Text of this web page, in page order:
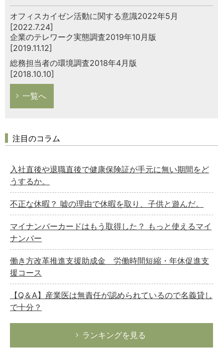
オフィスカイゼン活動に関する意識2022年5月
[2022.7.24]
企業のテレワーク実態調査2019年10月版
[2019.11.12]
総務担当者の環境調査2018年4月版
[2018.10.10]
一覧へ
注目のコラム
入社直後や退職直後で健康保険証が手元に無い期間をど
うするか。
不正な休暇？ 嘘の理由で休暇を取り、子供と遊んだ。
マイナンバーカードはもう取得した？ もっと使えるマイ
ナンバー
働き方改革推進支援助成金 労働時間短縮・年休促進支
援コース
【Q＆A】産業医は無責任が認められているので名義貸し
で十分？
ランキングを見る